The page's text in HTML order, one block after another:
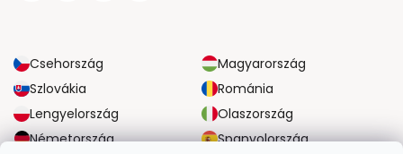
Csehország
Magyarország
Szlovákia
Románia
Lengyelország
Olaszország
Németország
Spanyolország